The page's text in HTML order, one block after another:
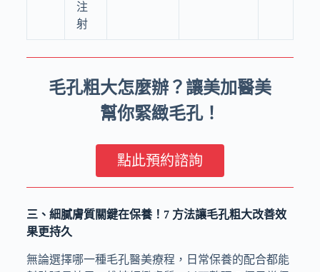
注
射
毛孔粗大怎麼辦？讓美加醫美
幫你緊緻毛孔！
點此預約諮詢
三、細膩膚質關鍵在保養！7 方法讓毛孔粗大改善效
果更持久
無論選擇哪一種毛孔醫美療程，日常保養的配合都能